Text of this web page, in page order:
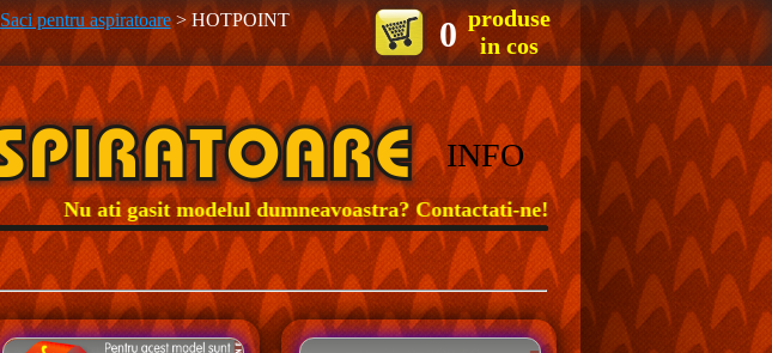
Saci pentru aspiratoare>HOTPOINT 0 produse
in cos
INFO
Nu ati gasit modelul dumneavoastra? Contactati-ne!